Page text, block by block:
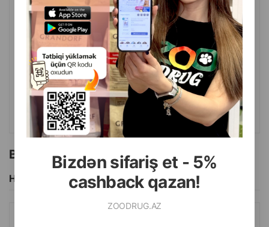
Bizdən sifariş et - 5%
cashback qazan!
ZOODRUG.AZ
( Rəylər)
Çəki Qiymət
Almaq
1 ədəd
49.00
ALMAQ
Bu brendin başqa məhsulları
Hamısını Gör